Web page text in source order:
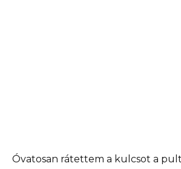
Óvatosan rátettem a kulcsot a